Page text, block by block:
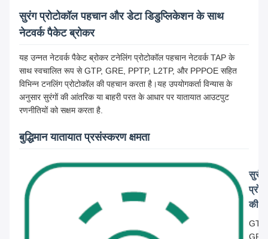
सुरंग प्रोटोकॉल पहचान और डेटा डिडुप्लिकेशन के साथ
नेटवर्क पैकेट ब्रोकर
यह उन्नत नेटवर्क पैकेट ब्रोकर टनेलिंग प्रोटोकॉल पहचान नेटवर्क TAP के
साथ स्वचालित रूप से GTP, GRE, PPTP, L2TP, और PPPOE सहित
विभिन्न टनलिंग प्रोटोकॉल की पहचान करता है।यह उपयोगकर्ता विन्यास के
अनुसार सुरंगों की आंतरिक या बाहरी परत के आधार पर यातायात आउटपुट
रणनीतियों को सक्षम करता है.
बुद्धिमान यातायात प्रसंस्करण क्षमता
सुरंग
की
GTP,